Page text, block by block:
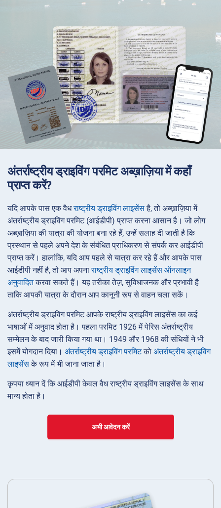
अंतर्राष्ट्रीय ड्राइविंग परमिट अब्ख़ाज़िया में कहाँ
प्राप्त करें?
यदि आपके पास एक वैधराष्ट्रीय ड्राइविंग लाइसेंसहै, तो अब्ख़ाज़िया में
अंतर्राष्ट्रीय ड्राइविंग परमिट (आईडीपी) प्राप्त करना आसान है। जो लोग
अब्ख़ाज़िया की यात्रा की योजना बना रहे हैं, उन्हें सलाह दी जाती है कि
प्रस्थान से पहले अपने देश के संबंधित प्राधिकरण से संपर्क कर आईडीपी
प्राप्त करें। हालांकि, यदि आप पहले से यात्रा कर रहे हैं और आपके पास
आईडीपी नहीं है, तो आप अपनाराष्ट्रीय ड्राइविंग लाइसेंस ऑनलाइन
अनुवादितकरवा सकते हैं। यह तरीका तेज़, सुविधाजनक और प्रभावी है
ताकि आपकी यात्रा के दौरान आप कानूनी रूप से वाहन चला सकें।
अंतर्राष्ट्रीय ड्राइविंग परमिट आपके राष्ट्रीय ड्राइविंग लाइसेंस का कई
भाषाओं में अनुवाद होता है। पहला परमिट 1926 में पेरिस अंतर्राष्ट्रीय
सम्मेलन के बाद जारी किया गया था। 1949 और 1968 की संधियों ने भी
इसमें योगदान दिया। अंतर्राष्ट्रीय ड्राइविंग परमिटको अंतर्राष्ट्रीय ड्राइविंग
लाइसेंसके रूप में भी जाना जाता है।
कृपया ध्यान दें कि आईडीपी केवल वैध राष्ट्रीय ड्राइविंग लाइसेंस के साथ
मान्य होता है।
अभी आवेदन करें